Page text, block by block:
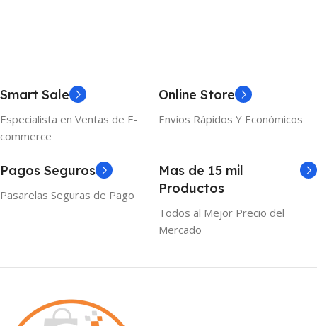
Smart Sale
Especialista en Ventas de E-
commerce
Online Store
Envíos Rápidos Y Económicos
Pagos Seguros
Pasarelas Seguras de Pago
Mas de 15 mil
Productos
Todos al Mejor Precio del
Mercado